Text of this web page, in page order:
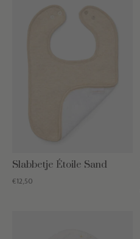
Slabbetje Étoile Sand
€12,50